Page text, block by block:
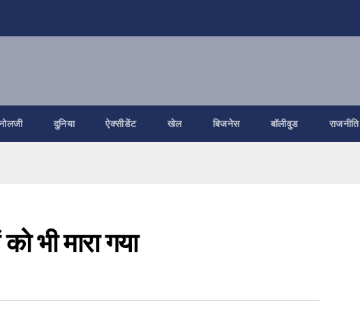
दुनिया ऐक्सीडेंट खेल बिजनेस बॉलीवुड राजनीति
भी मारा गया